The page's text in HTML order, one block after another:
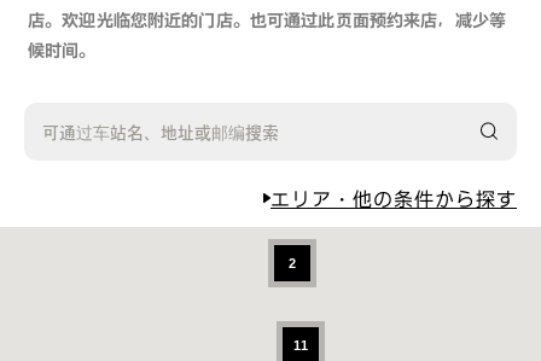
店。欢迎光临您附近的门店。 也可通过此页面预约来店，减少等
候时间。
可通过车站名、地址或邮编搜索
エリア・他の条件から探す
2
11